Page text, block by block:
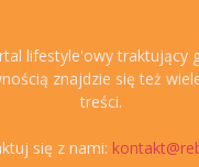
lifestyle'owy traktujący
znajdzie się też
treści.
się z nami: